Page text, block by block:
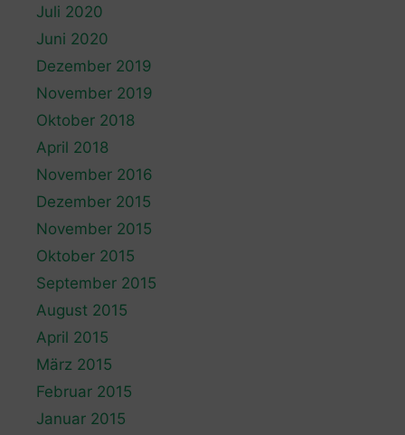
Juli 2020
Juni 2020
Dezember 2019
November 2019
Oktober 2018
April 2018
November 2016
Dezember 2015
November 2015
Oktober 2015
September 2015
August 2015
April 2015
März 2015
Februar 2015
Januar 2015